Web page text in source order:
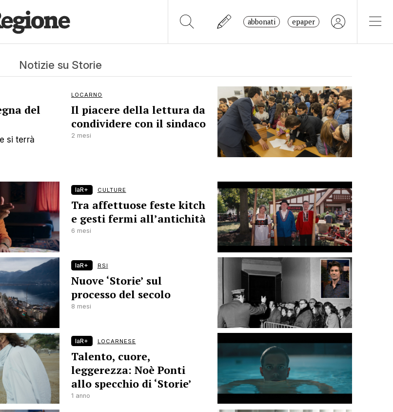
abbonati epaper
Notizie su Storie
del
si terrà
LOCARNO
Il piacere della lettura da
condividere con il sindaco
2 mesi
laR+ CULTURE
Tra affettuose feste kitch
e gesti fermi all’antichità
6 mesi
laR+ RSI
Nuove ‘Storie’ sul
processo del secolo
8 mesi
laR+ LOCARNESE
Talento, cuore,
leggerezza: Noè Ponti
allo specchio di ‘Storie’
1 anno